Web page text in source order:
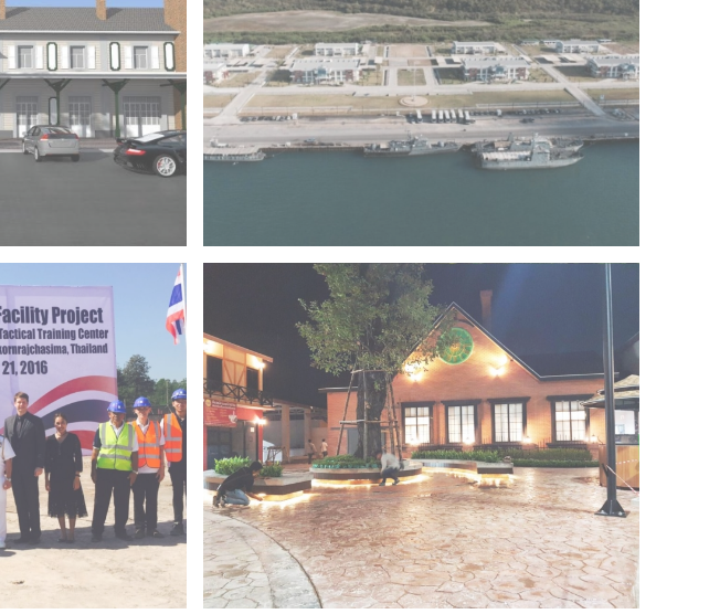
Project 13 – Multipurpose Facility